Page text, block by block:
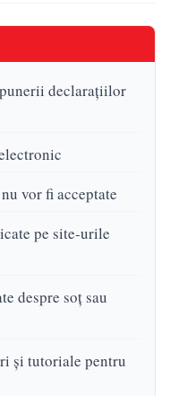
declarațiilor
vor fi acceptate
pe site-urile
despre soț sau
și tutoriale pentru